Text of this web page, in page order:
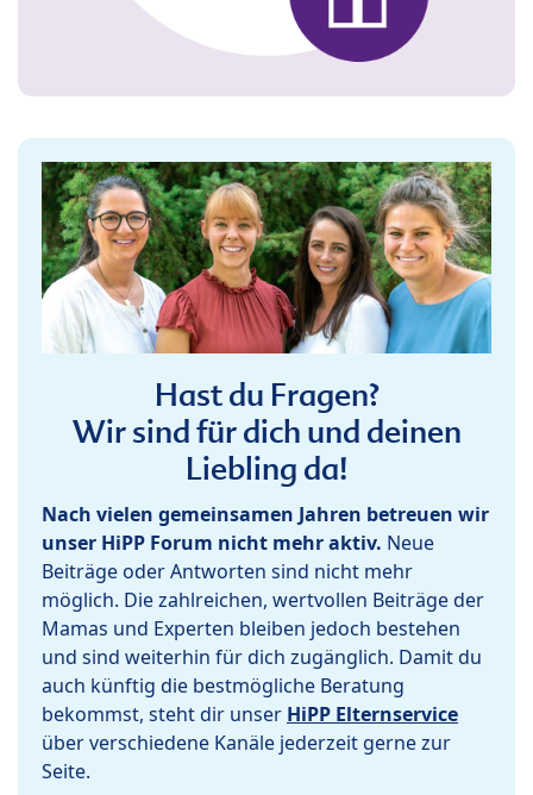
Hast du Fragen?
Wir sind für dich und deinen
Liebling da!
Nach vielen gemeinsamen Jahren betreuen wir
unser HiPP Forum nicht mehr aktiv. Neue
Beiträge oder Antworten sind nicht mehr
möglich. Die zahlreichen, wertvollen Beiträge der
Mamas und Experten bleiben jedoch bestehen
und sind weiterhin für dich zugänglich. Damit du
auch künftig die bestmögliche Beratung
bekommst, steht dir unser HiPP Elternservice
über verschiedene Kanäle jederzeit gerne zur
Seite.